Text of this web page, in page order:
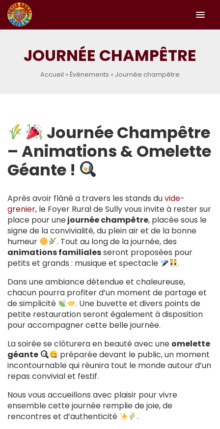
menu
JOURNÉE CHAMPÊTRE
Accueil » Évènements » Journée champêtre
Journée Champêtre
– Animations & Omelette
Géante !
Après avoir flâné a travers les stands duvide-
grenier, le Foyer Rural de Sully vous invite à rester sur
place pour unejournée champêtre, placée sous le
signe de la convivialité, du plein air et de la bonne
humeur
. Tout au long de la journée, des
animations familialesseront proposées pour
petits et grands : musique et spectacle
.
Dans une ambiance détendue et chaleureuse,
chacun pourra profiter d’un moment de partage et
de simplicité
. Une buvette et divers points de
petite restauration seront également à disposition
pour accompagner cette belle journée.
La soirée se clôturera en beauté avec une omelette
géante
préparée devant le public, un moment
incontournable qui réunira tout le monde autour d’un
repas convivial et festif.
Nous vous accueillons avec plaisir pour vivre
ensemble cette journée remplie de joie, de
rencontres et d’authenticité
.